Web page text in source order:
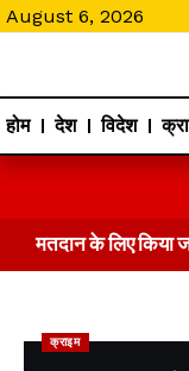
August 6, 2026
होम देश विदेश
मतदान के लिए किया
क्राइम